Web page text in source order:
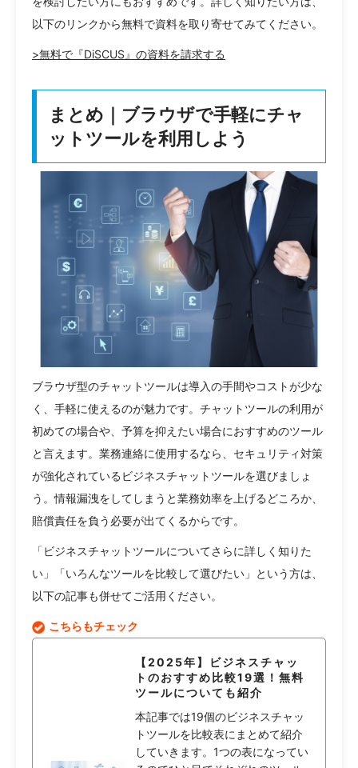
以下のリンクから無料で資料を取り寄せてみてください。
>無料で『DiSCUS』の資料を請求する
まとめ｜ブラウザで手軽にチャ
ットツールを利用しよう
ブラウザ型のチャットツールは導入の手間やコストが少な
く、手軽に使えるのが魅力です。チャットツールの利用が
初めての場合や、予算を抑えたい場合におすすめのツール
と言えます。業務連絡に使用するなら、セキュリティ対策
が強化されているビジネスチャットツールを選びましょ
う。情報漏洩をしてしまうと業務効率を上げるどころか、
賠償責任を負う必要が出てくるからです。
「ビジネスチャットツールについてさらに詳しく知りた
い」「いろんなツールを比較して選びたい」という方は、
以下の記事も併せてご活用ください。
こちらもチェック
【2025年】ビジネスチャッ
トのおすすめ比較19選！無料
ツールについても紹介
本記事では19個のビジネスチャッ
トツールを比較表にまとめて紹介
していきます。1つの表になってい